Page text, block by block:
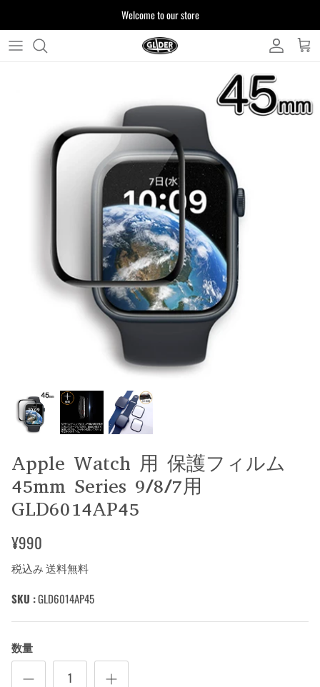
ッ
Welcome to our store
お客様からいただいたご質問をまとめており
ます
注文について 製品について
Apple Watch 用 保護フィルム
45mm Series 9/8/7用
GLD6014AP45
¥990
税込み 送料無料
SKU :GLD6014AP45
数量